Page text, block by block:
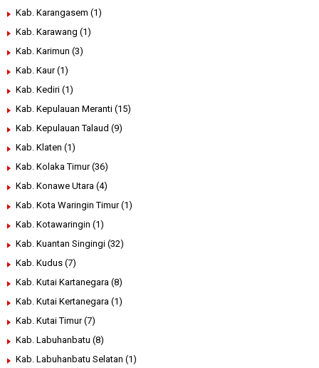
Kab. Karangasem (1)
Kab. Karawang (1)
Kab. Karimun (3)
Kab. Kaur (1)
Kab. Kediri (1)
Kab. Kepulauan Meranti (15)
Kab. Kepulauan Talaud (9)
Kab. Klaten (1)
Kab. Kolaka Timur (36)
Kab. Konawe Utara (4)
Kab. Kota Waringin Timur (1)
Kab. Kotawaringin (1)
Kab. Kuantan Singingi (32)
Kab. Kudus (7)
Kab. Kutai Kartanegara (8)
Kab. Kutai Kertanegara (1)
Kab. Kutai Timur (7)
Kab. Labuhanbatu (8)
Kab. Labuhanbatu Selatan (1)